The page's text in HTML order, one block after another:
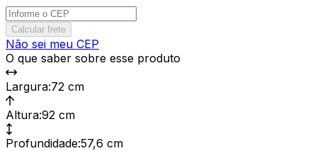
Calcular frete
Não sei meu CEP
O que saber sobre esse produto
Largura:72 cm
Altura:92 cm
Profundidade:57,6 cm